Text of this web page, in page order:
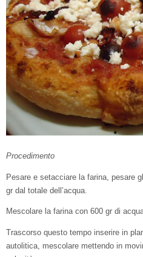
Procedimento
Pesare e setacciare la farina, pesare
gr dal totale dell’acqua.
Mescolare la farina con 600 gr di
Trascorso questo tempo inserire in
autolitica, mescolare mettendo in